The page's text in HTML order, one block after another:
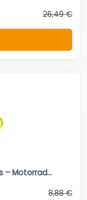
26,49 €
– Motorrad...
8,88 €